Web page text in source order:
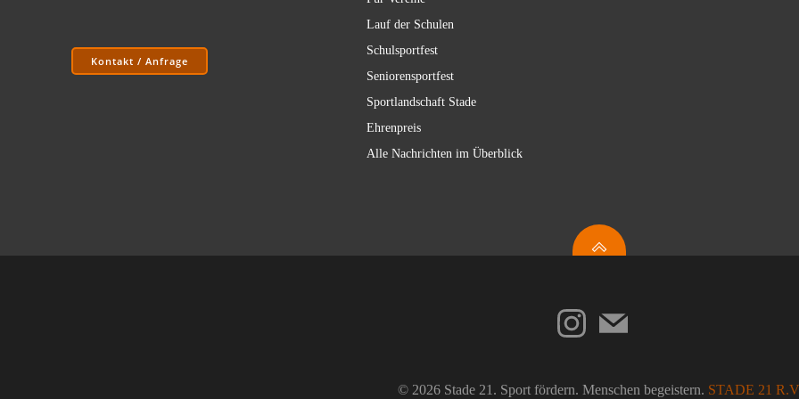
Kontakt / Anfrage
Lauf der Schulen
Schulsportfest
Seniorensportfest
Sportlandschaft Stade
Ehrenpreis
Alle Nachrichten im Überblick
© 2026 Stade 21. Sport fördern. Menschen begeistern. STADE 21